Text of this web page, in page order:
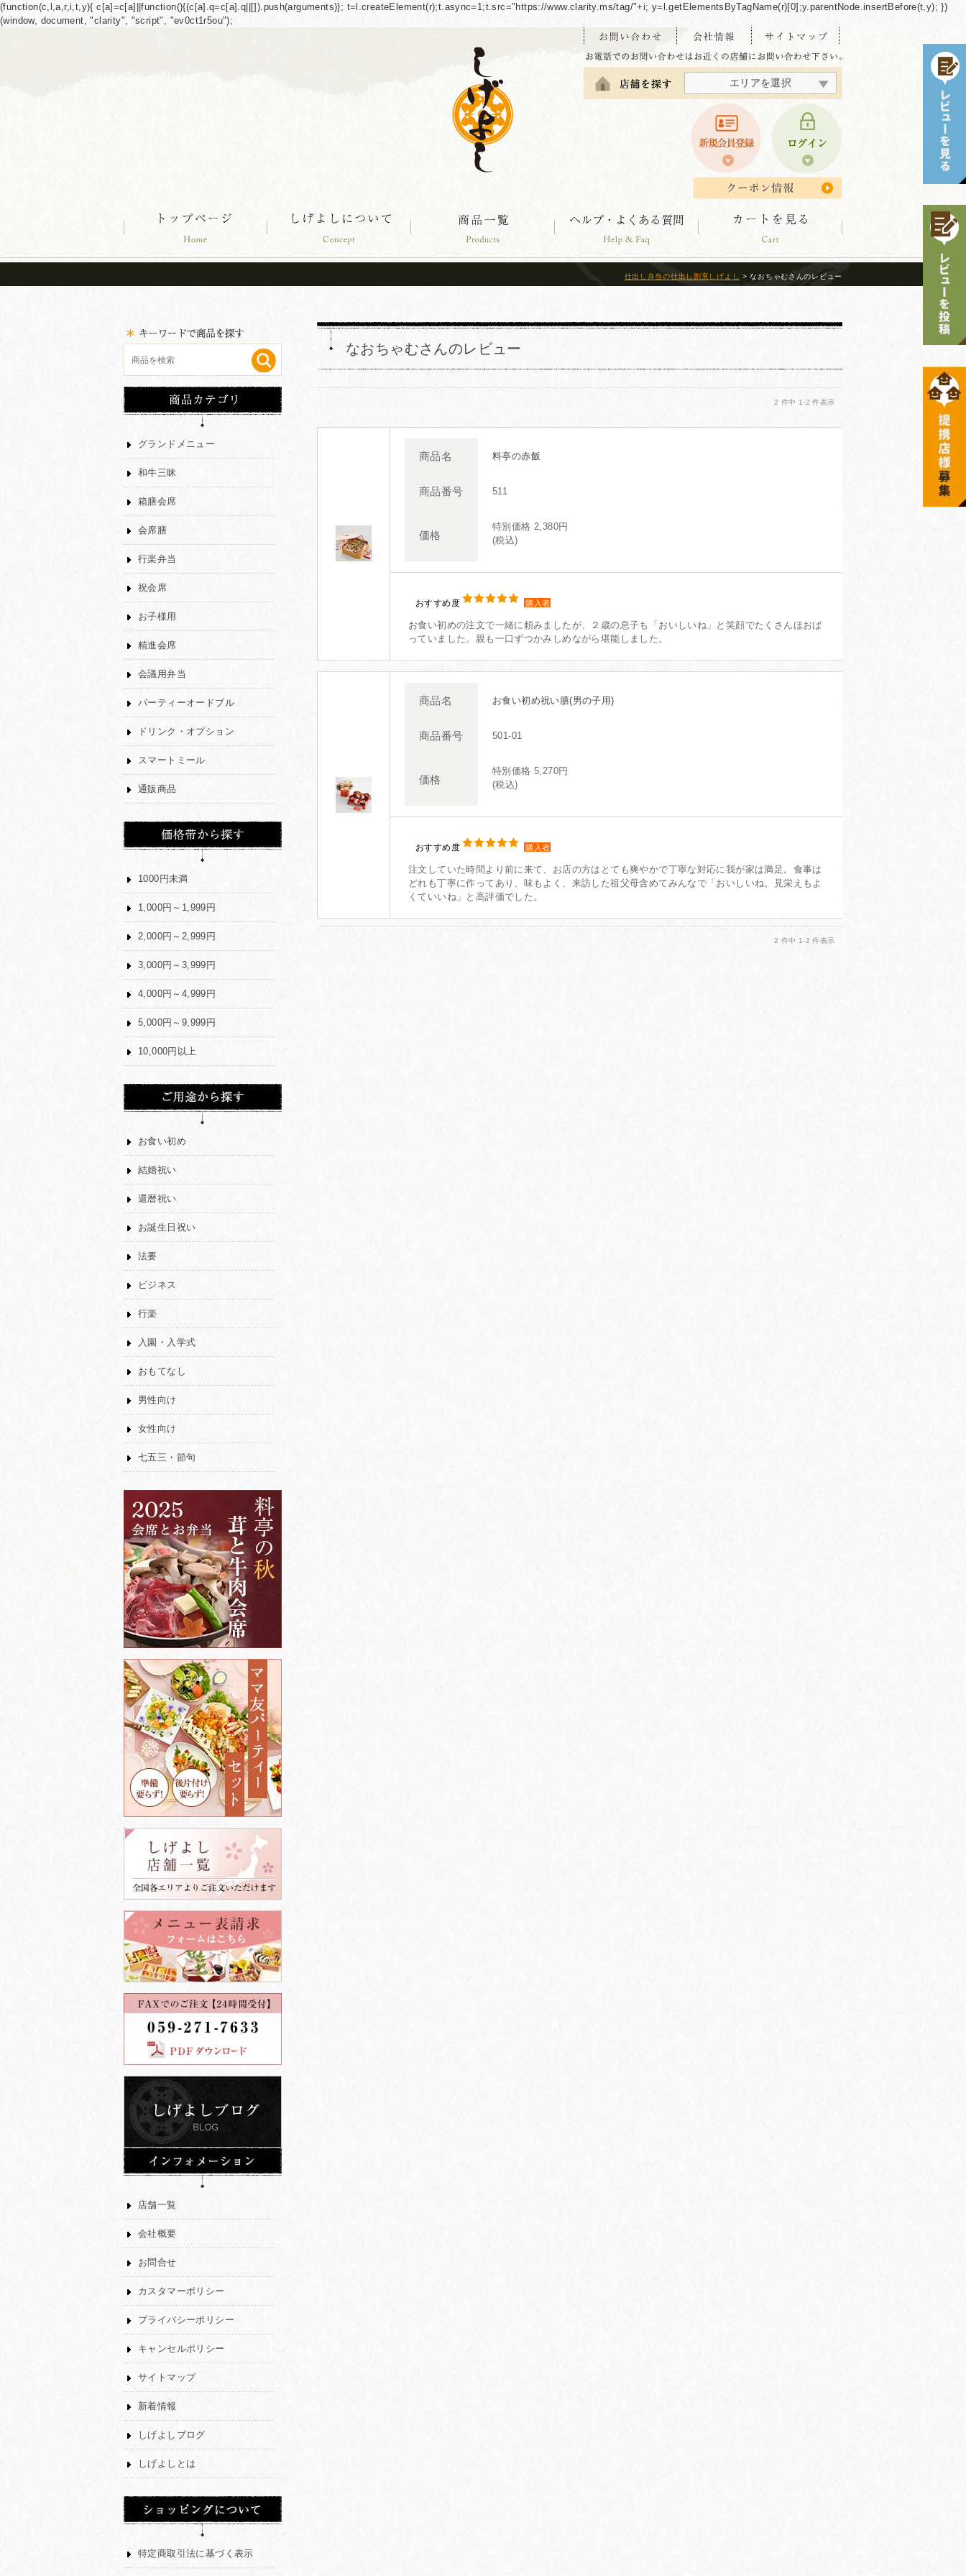
(function(c,l,a,r,i,t,y){ c[a]=c[a]||function(){(c[a].q=c[a].q||[]).push(arguments)}; t=l.createElement(r);t.async=1;t.src="https://www.clarity.ms/tag/"+i; y=l.getElementsByTagName(r)[0];y.parentNode.insertBefore(t,y); })
(window, document, "clarity", "script", "ev0ct1r5ou");
エリアを選択
北海道エリア
東北エリア
関東エリア
東海・北陸エリア
関西エリア
中四国エリア
九州エリア
沖縄エリア
仕出し弁当の仕出し割烹しげよし > なおちゃむさんのレビュー
グランドメニュー
和牛三昧
箱膳会席
会席膳
行楽弁当
祝会席
お子様用
精進会席
会議用弁当
パーティーオードブル
ドリンク・オプション
スマートミール
通販商品
1000円未満
1,000円～1,999円
2,000円～2,999円
3,000円～3,999円
4,000円～4,999円
5,000円～9,999円
10,000円以上
お食い初め
結婚祝い
還暦祝い
お誕生日祝い
法要
ビジネス
行楽
入園・入学式
おもてなし
男性向け
女性向け
七五三・節句
店舗一覧
会社概要
お問合せ
カスタマーポリシー
プライバシーポリシー
キャンセルポリシー
サイトマップ
新着情報
しげよしブログ
しげよしとは
特定商取引法に基づく表示
なおちゃむさんのレビュー
2 件中 1-2 件表示
商品名 料亭の赤飯
商品番号 511
価格
特別価格 2,380円
(税込)
おすすめ度 購入者
お食い初めの注文で一緒に頼みましたが、２歳の息子も「おいしいね」と笑顔でたくさんほおば
っていました。親も一口ずつかみしめながら堪能しました。
商品名 お食い初め祝い膳(男の子用)
商品番号 501-01
価格
特別価格 5,270円
(税込)
おすすめ度 購入者
注文していた時間より前に来て、お店の方はとても爽やかで丁寧な対応に我が家は満足。食事は
どれも丁寧に作ってあり、味もよく、来訪した祖父母含めてみんなで「おいしいね。見栄えもよ
くていいね」と高評価でした。
2 件中 1-2 件表示